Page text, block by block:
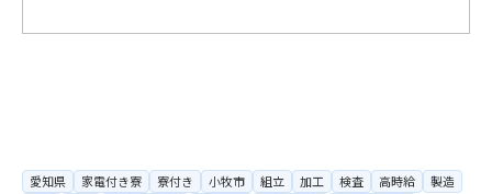
愛知県 家電付き寮 寮付き 小牧市 組立 加工 検査 高時給
製造